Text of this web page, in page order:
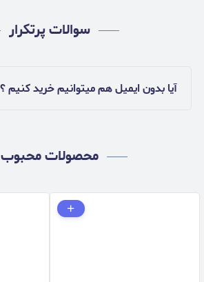
سوالات پرتکرار
آیا بدون ایمیل هم میتوانیم خرید کنیم ؟
محصولات محبوب